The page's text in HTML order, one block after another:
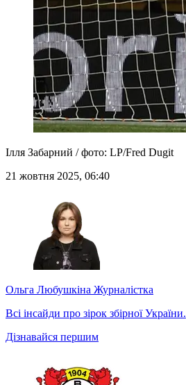
Ілля Забарний / фото: LP/Fred Dugit
21 жовтня 2025, 06:40
Ольга Любушкіна Журналістка
Всі інсайди про зірок збірної України.
Дізнавайся першим